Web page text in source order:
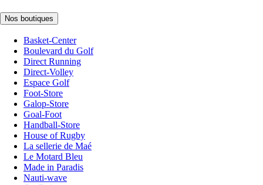
Nos boutiques
Basket-Center
Boulevard du Golf
Direct Running
Direct-Volley
Espace Golf
Foot-Store
Galop-Store
Goal-Foot
Handball-Store
House of Rugby
La sellerie de Maé
Le Motard Bleu
Made in Paradis
Nauti-wave